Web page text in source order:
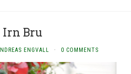
Irn Bru
ENGVALL · 0 COMMENTS